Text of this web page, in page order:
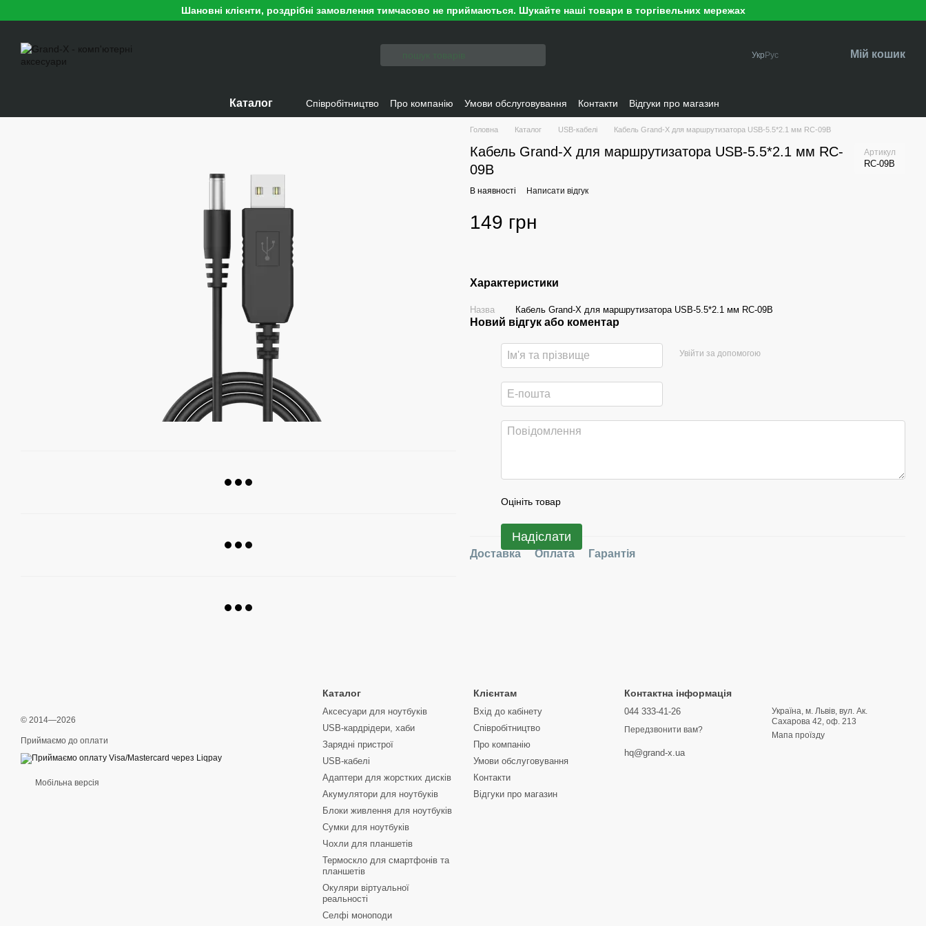
Шановні клієнти, роздрібні замовлення тимчасово не приймаються. Шукайте наші товари в торгівельних мережах
Укр Рус Мій кошик
Каталог Співробітництво Про компанію Умови обслуговування Контакти Відгуки про магазин
Головна Каталог USB-кабелі Кабель Grand-X для маршрутизатора USB-5.5*2.1 мм RC-09B
Кабель Grand-X для маршрутизатора USB-5.5*2.1 мм RC-
09B
Артикул
RC-09B
В наявності Написати відгук
149 грн
Характеристики
Назва Кабель Grand-X для маршрутизатора USB-5.5*2.1 мм RC-09B
Новий відгук або коментар
Увійти за допомогою
Оцініть товар
Надіслати
Доставка Оплата Гарантія
© 2014—2026
Приймаємо до оплати
Мобільна версія
Каталог
Аксесуари для ноутбуків
USB-кардрідери, хаби
Зарядні пристрої
USB-кабелі
Адаптери для жорстких дисків
Акумулятори для ноутбуків
Блоки живлення для ноутбуків
Сумки для ноутбуків
Чохли для планшетів
Термоскло для смартфонів та
планшетів
Окуляри віртуальної
реальності
Селфі моноподи
Клієнтам
Вхід до кабінету
Співробітництво
Про компанію
Умови обслуговування
Контакти
Відгуки про магазин
Контактна інформація
044 333-41-26
Передзвонити вам?
hq@grand-x.ua
Україна, м. Львів, вул. Ак.
Сахарова 42, оф. 213
Мапа проїзду